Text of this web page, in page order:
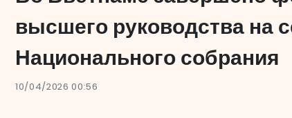
высшего руководства на
Национального собрания
10/04/2026 00:56